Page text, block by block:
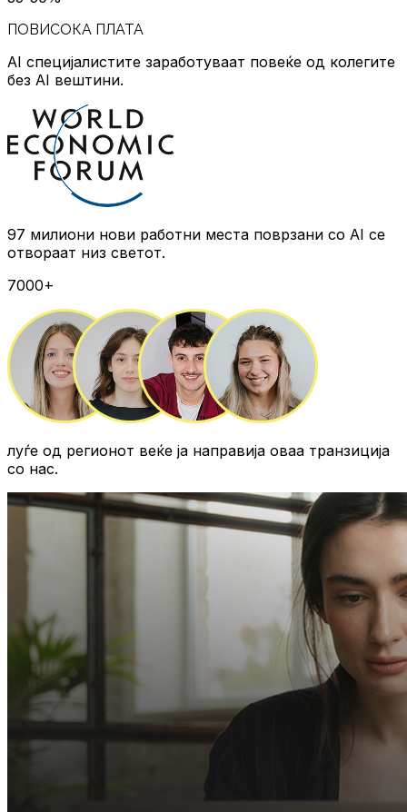
ПОВИСОКА ПЛАТА
AI специјалистите заработуваат повеќе од колегите
без AI вештини.
97 милиони нови работни места поврзани со AI се
отвораат низ светот.
7000+
луѓе од регионот веќе ја направија оваа транзиција
со нас.